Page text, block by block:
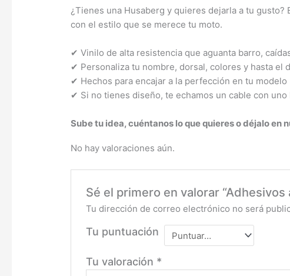
¿Tienes una Husaberg y quieres dejarla a tu gusto?
con el estilo que se merece tu moto.
✔ Vinilo de alta resistencia que aguanta barro,
✔ Personaliza tu nombre, dorsal, colores y hasta el
✔ Hechos para encajar a la perfección en tu modelo
✔ Si no tienes diseño, te echamos un cable con uno
Sube tu idea, cuéntanos lo que quieres o déjalo en
No hay valoraciones aún.
Sé el primero en valorar
Tu dirección de correo electrónico no será
Tu puntuación
Tu valoración *